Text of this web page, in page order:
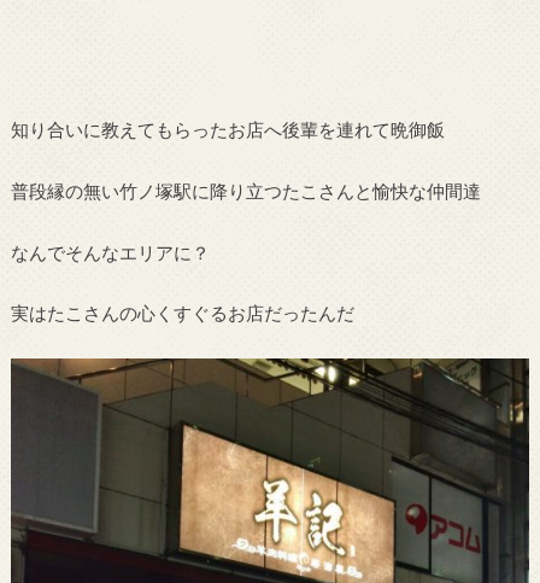
知り合いに教えてもらったお店へ後輩を連れて晩御飯
普段縁の無い竹ノ塚駅に降り立つたこさんと愉快な仲間達
なんでそんなエリアに？
実はたこさんの心くすぐるお店だったんだ